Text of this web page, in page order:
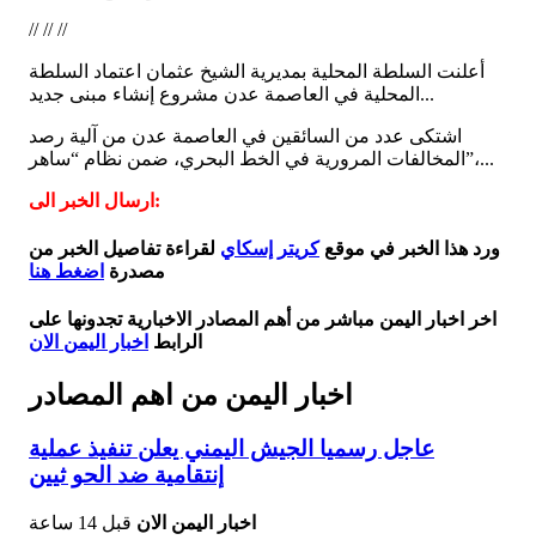
// // //
أعلنت السلطة المحلية بمديرية الشيخ عثمان اعتماد السلطة
المحلية في العاصمة عدن مشروع إنشاء مبنى جديد...
اشتكى عدد من السائقين في العاصمة عدن من آلية رصد
المخالفات المرورية في الخط البحري، ضمن نظام “ساهر”،...
ارسال الخبر الى:
ورد هذا الخبر في موقعكريتر إسكاي لقراءة تفاصيل الخبر من
مصدرة اضغط هنا
اخر اخبار اليمن مباشر من أهم المصادر الاخبارية تجدونها على
الرابط اخبار اليمن الان
اخبار اليمن من اهم المصادر
عاجل رسميا الجيش اليمني يعلن تنفيذ عملية
إنتقامية ضد الحو ثيين
اخبار اليمن الان قبل 14 ساعة